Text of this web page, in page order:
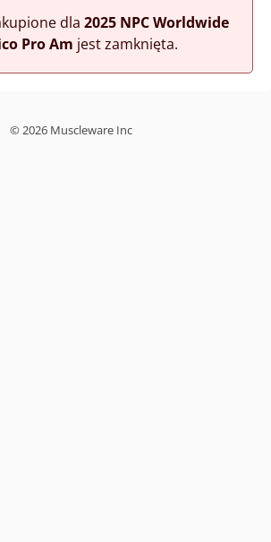
dla 2025 NPC Worldwide
Pro Am jest zamknięta.
© 2026 Muscleware Inc